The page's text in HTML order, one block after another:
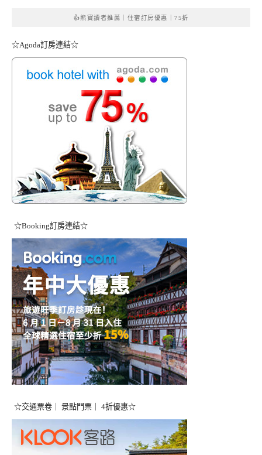
👍熊寶讀者推薦｜住宿訂房優惠｜75折
☆Agoda訂房連結☆
☆Booking訂房連結☆
☆交通票卷｜ 景點門票｜ 4折優惠☆